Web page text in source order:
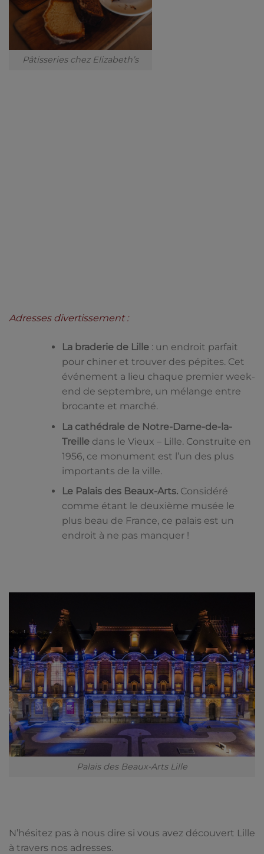
Pâtisseries chez Elizabeth’s
Adresses divertissement :
La braderie de Lille: un endroit parfait
pour chiner et trouver des pépites. Cet
événement a lieu chaque premier week-
end de septembre, un mélange entre
brocante et marché.
La cathédrale de Notre-Dame-de-la-
Treilledans le Vieux – Lille. Construite en
1956, ce monument est l’un des plus
importants de la ville.
Le Palais des Beaux-Arts. Considéré
comme étant le deuxième musée le
plus beau de France, ce palais est un
endroit à ne pas manquer !
Palais des Beaux-Arts Lille
N’hésitez pas à nous dire si vous avez découvert Lille
à travers nos adresses.